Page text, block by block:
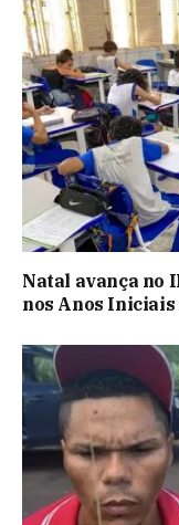
Natal avança no
nos Anos